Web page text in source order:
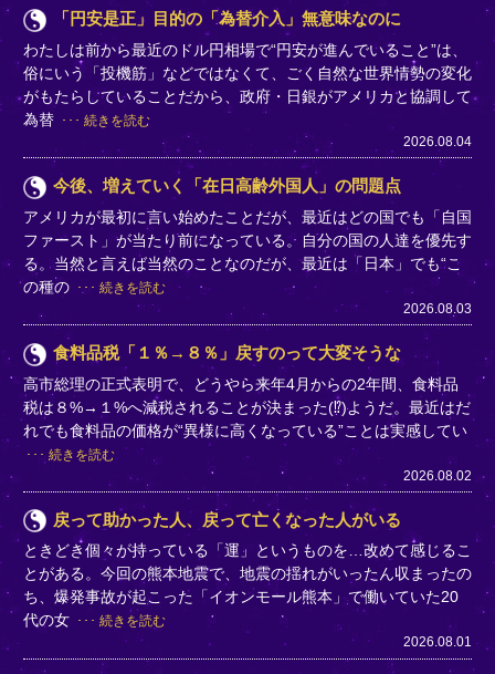
「円安是正」目的の「為替介入」無意味なのに
わたしは前から最近のドル円相場で“円安が進んでいること”は、
俗にいう「投機筋」などではなくて、ごく自然な世界情勢の変化
がもたらしていることだから、政府・日銀がアメリカと協調して
為替
続きを読む
2026.08.04
今後、増えていく「在日高齢外国人」の問題点
アメリカが最初に言い始めたことだが、最近はどの国でも「自国
ファースト」が当たり前になっている。自分の国の人達を優先す
る。当然と言えば当然のことなのだが、最近は「日本」でも“こ
の種の
続きを読む
2026.08.03
食料品税「１％→８％」戻すのって大変そうな
高市総理の正式表明で、どうやら来年4月からの2年間、食料品
税は８%→１%へ減税されることが決まった(⁉)ようだ。最近はだ
れでも食料品の価格が“異様に高くなっている”ことは実感してい
続きを読む
2026.08.02
戻って助かった人、戻って亡くなった人がいる
ときどき個々が持っている「運」というものを…改めて感じるこ
とがある。今回の熊本地震で、地震の揺れがいったん収まったの
ち、爆発事故が起こった「イオンモール熊本」で働いていた20
代の女
続きを読む
2026.08.01